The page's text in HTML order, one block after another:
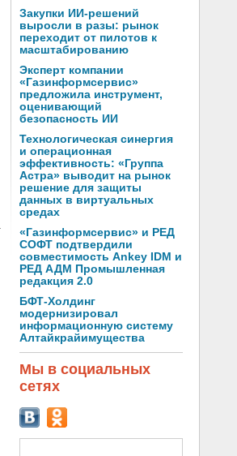
Закупки ИИ-решений
выросли в разы: рынок
переходит от пилотов к
масштабированию
Эксперт компании
«Газинформсервис»
предложила инструмент,
оценивающий
безопасность ИИ
Технологическая синергия
и операционная
эффективность: «Группа
Астра» выводит на рынок
решение для защиты
данных в виртуальных
средах
«Газинформсервис» и РЕД
СОФТ подтвердили
совместимость Ankey IDM и
РЕД АДМ Промышленная
редакция 2.0
БФТ-Холдинг
модернизировал
информационную систему
Алтайкрайимущества
Мы в социальных
сетях